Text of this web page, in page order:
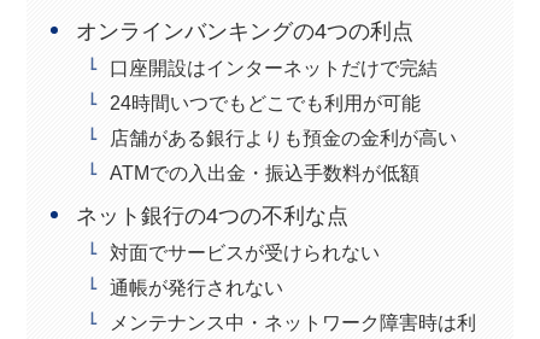
オンラインバンキングの4つの利点
口座開設はインターネットだけで完結
24時間いつでもどこでも利用が可能
店舗がある銀行よりも預金の金利が高い
ATMでの入出金・振込手数料が低額
ネット銀行の4つの不利な点
対面でサービスが受けられない
通帳が発行されない
メンテナンス中・ネットワーク障害時は利